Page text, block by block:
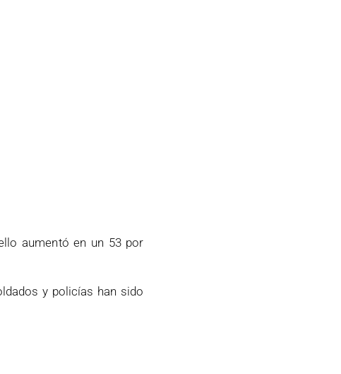
aumentó en un 53 por
y policías han sido